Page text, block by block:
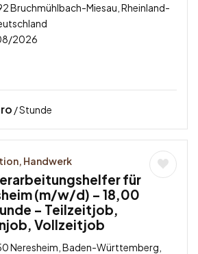
Bruchmühlbach-Miesau, Rheinland-
2026
/ Stunde
Handwerk
für
(m/w/d) – 18,00
– Teilzeitjob,
Vollzeitjob
Neresheim, Baden-Württemberg,